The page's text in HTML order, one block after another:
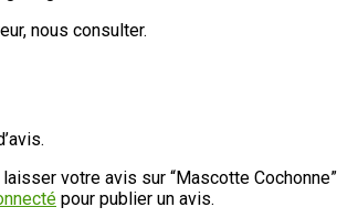
nous consulter.
votre avis sur “Mascotte Cochonne”
pour publier un avis.